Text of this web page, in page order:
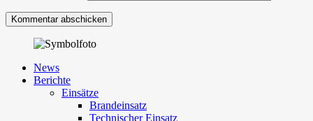
News
Berichte
Einsätze
Brandeinsatz
Technischer Einsatz